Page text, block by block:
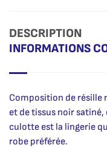
DESCRIPTION
INFORMATIONS
Composition de résille
et de tissus noir
culotte est la lingerie
robe préférée.